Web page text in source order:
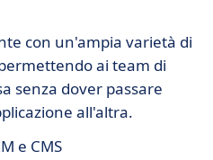
con un'ampia varietà di
ai team di
senza dover passare
all'altra.
e CMS